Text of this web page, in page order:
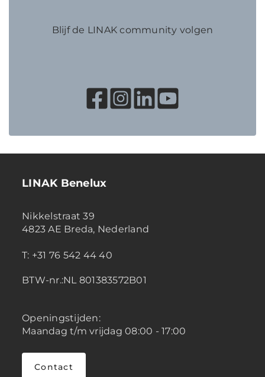
Blijf de LINAK community volgen
LINAK Benelux
Nikkelstraat 39
4823 AE Breda, Nederland
T: +31 76 542 44 40
BTW-nr.:NL 801383572B01
Openingstijden:
Maandag t/m vrijdag 08:00 - 17:00
Contact